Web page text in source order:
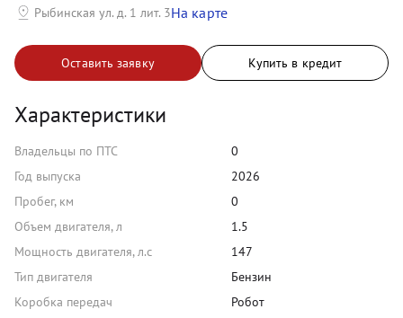
Оставить заявку Купить в кредит
Характеристики
Владельцы по ПТС
0
Год выпуска
2026
Пробег, км
0
Объем двигателя, л
1.5
Мощность двигателя, л.с
147
Тип двигателя
Бензин
Коробка передач
Робот
Рыбинская ул. д. 1 лит. 3На карте